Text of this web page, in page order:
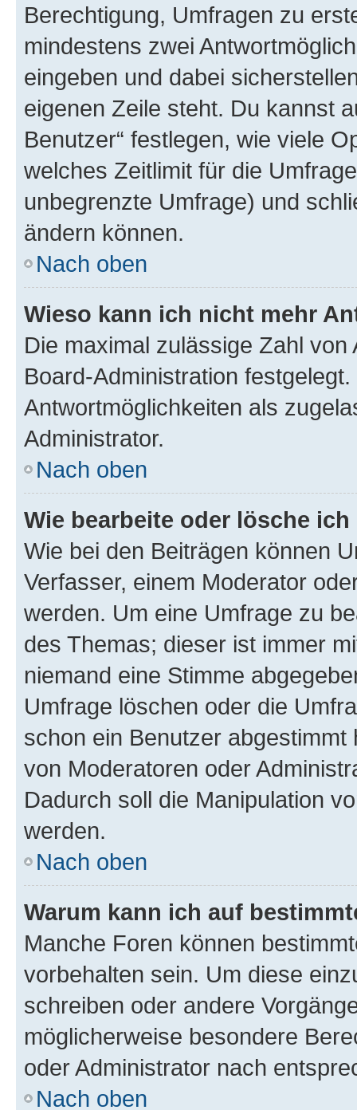
Berechtigung, Umfragen zu
mindestens zwei
eingeben und dabei
eigenen Zeile steht. Du kannst
Benutzer“ festlegen, wie viele
welches Zeitlimit für die
unbegrenzte Umfrage) und
ändern können.
Nach oben
Wieso kann ich nicht mehr
Die maximal zulässige Zahl
Board-Administration
Antwortmöglichkeiten als
Administrator.
Nach oben
Wie bearbeite oder lösche
Wie bei den Beiträgen können
Verfasser, einem Moderator
werden. Um eine Umfrage zu
des Themas; dieser ist immer
niemand eine Stimme
Umfrage löschen oder die
schon ein Benutzer
von Moderatoren oder
Dadurch soll die Manipulation
werden.
Nach oben
Warum kann ich auf
Manche Foren können
vorbehalten sein. Um diese
schreiben oder andere
möglicherweise besondere
oder Administrator nach
Nach oben